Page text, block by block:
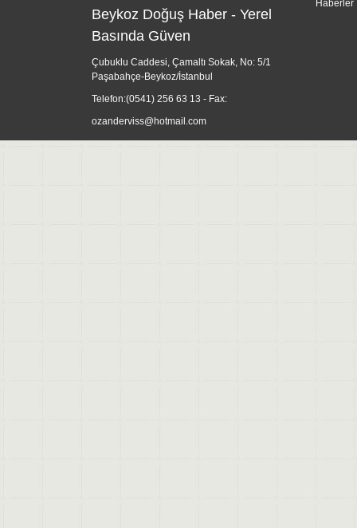
Beykoz Doğuş Haber - Yerel
Basında Güven
Çubuklu Caddesi, Çamaltı Sokak, No: 5/1
Paşabahçe-Beykoz/İstanbul
Telefon:(0541) 256 63 13 - Fax:
ozanderviss@hotmail.com
Haberler